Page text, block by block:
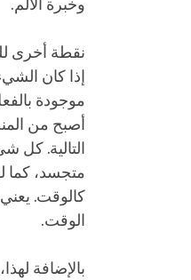
وخبرة الألم.
نقطة أخرى
إذا كان
موجودة
أصبح من
التالية.
متجسد، كما
كالوقت.
الوقت.
بالإضافة